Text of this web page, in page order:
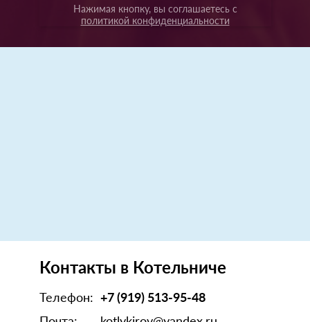
Нажимая кнопку, вы соглашаетесь с
политикой конфиденциальности
Контакты в Котельниче
Телефон: +7 (919) 513-95-48